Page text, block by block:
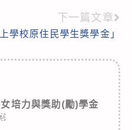
下一篇文章
學校原住民學生獎學金」
培力與獎助(勵)學金